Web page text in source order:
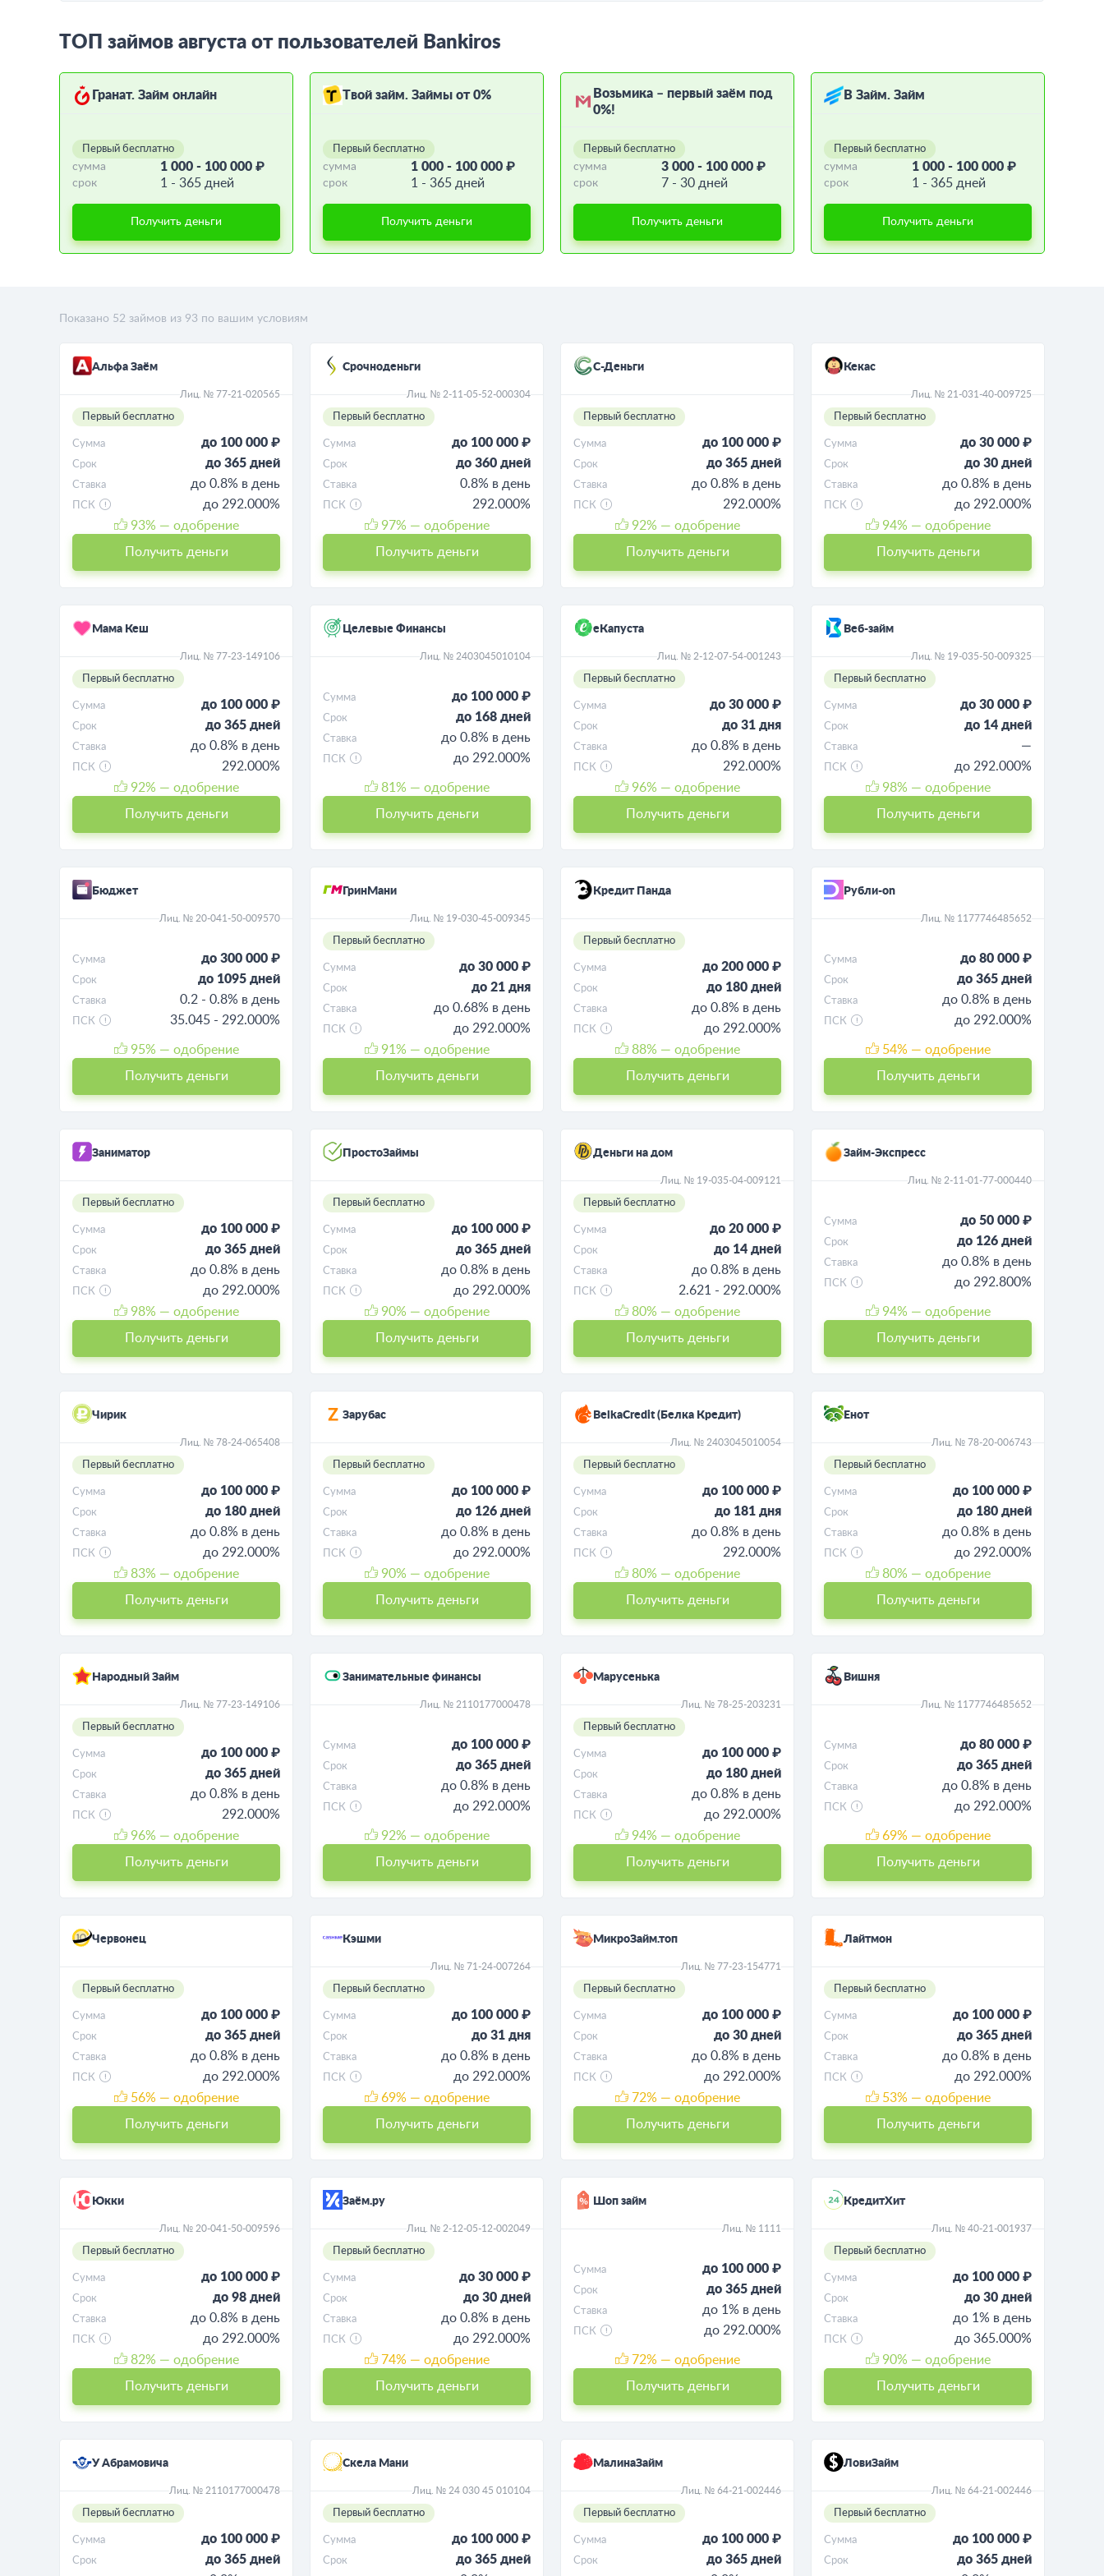
ТОП займов августа от пользователей Bankiros
Гранат. Займ онлайн
Первый бесплатно
сумма 1 000 - 100 000 ₽
срок 1 - 365 дней
Получить деньги
Твой займ. Займы от 0%
Первый бесплатно
сумма 1 000 - 100 000 ₽
срок 1 - 365 дней
Получить деньги
Возьмика – первый заём под
0%!
Первый бесплатно
сумма 3 000 - 100 000 ₽
срок 7 - 30 дней
Получить деньги
В Займ. Займ
Первый бесплатно
сумма 1 000 - 100 000 ₽
срок 1 - 365 дней
Получить деньги
Показано 52 займов из 93 по вашим условиям
Альфа Заём
Лиц. № 77-21-020565
Первый бесплатно
Сумма до 100 000 ₽
Срок до 365 дней
Ставка до 0.8% в день
ПСК
до 292.000%
93% — одобрение
Получить деньги
Срочноденьги
Лиц. № 2-11-05-52-000304
Первый бесплатно
Сумма до 100 000 ₽
Срок до 360 дней
Ставка 0.8% в день
ПСК
292.000%
97% — одобрение
Получить деньги
С-Деньги
Первый бесплатно
Сумма до 100 000 ₽
Срок до 365 дней
Ставка до 0.8% в день
ПСК
292.000%
92% — одобрение
Получить деньги
Кекас
Лиц. № 21-031-40-009725
Первый бесплатно
Сумма до 30 000 ₽
Срок до 30 дней
Ставка до 0.8% в день
ПСК
до 292.000%
94% — одобрение
Получить деньги
Мама Кеш
Лиц. № 77-23-149106
Первый бесплатно
Сумма до 100 000 ₽
Срок до 365 дней
Ставка до 0.8% в день
ПСК
292.000%
92% — одобрение
Получить деньги
Целевые Финансы
Лиц. № 2403045010104
Сумма до 100 000 ₽
Срок до 168 дней
Ставка до 0.8% в день
ПСК до 292.000%
81 % — одобрение
Получить деньги
еКапуста
Лиц. № 2-12-07-54-001243
Первый бесплатно
Сумма до 30 000 ₽
Срок до 31 дня
Ставка до 0.8% в день
ПСК
292.000%
96% — одобрение
Получить деньги
Веб-займ
Лиц. № 19-035-50-009325
Первый бесплатно
Сумма до 30 000 ₽
Срок до 14 дней
Ставка —
ПСК
до 292.000%
98% — одобрение
Получить деньги
Бюджет
Лиц. № 20-041-50-009570
Сумма до 300 000 ₽
Срок до 1095 дней
Ставка 0.2 - 0.8% в день
ПСК 35.045 - 292.000%
95% — одобрение
Получить деньги
ГринМани
Лиц. № 19-030-45-009345
Первый бесплатно
Сумма до 30 000 ₽
Срок до 21 дня
Ставка до 0.68% в день
ПСК
до 292.000%
91 % — одобрение
Получить деньги
Кредит Панда
Первый бесплатно
Сумма до 200 000 ₽
Срок до 180 дней
Ставка до 0.8% в день
ПСК
до 292.000%
88% — одобрение
Получить деньги
Рубли-on
Лиц. № 1177746485652
Сумма до 80 000 ₽
Срок до 365 дней
Ставка до 0.8% в день
ПСК до 292.000%
54% — одобрение
Получить деньги
Заниматор
Первый бесплатно
Сумма до 100 000 ₽
Срок до 365 дней
Ставка до 0.8% в день
ПСК
до 292.000%
98% — одобрение
Получить деньги
ПростоЗаймы
Первый бесплатно
Сумма до 100 000 ₽
Срок до 365 дней
Ставка до 0.8% в день
ПСК
до 292.000%
90% — одобрение
Получить деньги
Деньги на дом
Лиц. № 19-035-04-009121
Первый бесплатно
Сумма до 20 000 ₽
Срок до 14 дней
Ставка до 0.8% в день
ПСК
2.621 - 292.000%
80% — одобрение
Получить деньги
Займ-Экспресс
Лиц. № 2-11-01-77-000440
Сумма до 50 000 ₽
Срок до 126 дней
Ставка до 0.8% в день
ПСК до 292.800%
94% — одобрение
Получить деньги
Чирик
Лиц. № 78-24-065408
Первый бесплатно
Сумма до 100 000 ₽
Срок до 180 дней
Ставка до 0.8% в день
ПСК
до 292.000%
83% — одобрение
Получить деньги
Зарубас
Первый бесплатно
Сумма до 100 000 ₽
Срок до 126 дней
Ставка до 0.8% в день
ПСК
до 292.000%
90% — одобрение
Получить деньги
BelkaCredit (Белка Кредит)
Лиц. № 2403045010054
Первый бесплатно
Сумма до 100 000 ₽
Срок до 181 дня
Ставка до 0.8% в день
ПСК
292.000%
80% — одобрение
Получить деньги
Енот
Лиц. № 78-20-006743
Первый бесплатно
Сумма до 100 000 ₽
Срок до 180 дней
Ставка до 0.8% в день
ПСК
до 292.000%
80% — одобрение
Получить деньги
Народный Займ
Лиц. № 77-23-149106
Первый бесплатно
Сумма до 100 000 ₽
Срок до 365 дней
Ставка до 0.8% в день
ПСК
292.000%
96% — одобрение
Получить деньги
Занимательные финансы
Лиц. № 2110177000478
Сумма до 100 000 ₽
Срок до 365 дней
Ставка до 0.8% в день
ПСК до 292.000%
92% — одобрение
Получить деньги
Марусенька
Лиц. № 78-25-203231
Первый бесплатно
Сумма до 100 000 ₽
Срок до 180 дней
Ставка до 0.8% в день
ПСК
до 292.000%
94% — одобрение
Получить деньги
Вишня
Лиц. № 1177746485652
Сумма до 80 000 ₽
Срок до 365 дней
Ставка до 0.8% в день
ПСК до 292.000%
69% — одобрение
Получить деньги
Червонец
Первый бесплатно
Сумма до 100 000 ₽
Срок до 365 дней
Ставка до 0.8% в день
ПСК
до 292.000%
56% — одобрение
Получить деньги
Кэшми
Лиц. № 71-24-007264
Первый бесплатно
Сумма до 100 000 ₽
Срок до 31 дня
Ставка до 0.8% в день
ПСК
до 292.000%
69% — одобрение
Получить деньги
МикроЗайм.топ
Лиц. № 77-23-154771
Первый бесплатно
Сумма до 100 000 ₽
Срок до 30 дней
Ставка до 0.8% в день
ПСК
до 292.000%
72% — одобрение
Получить деньги
Лайтмон
Первый бесплатно
Сумма до 100 000 ₽
Срок до 365 дней
Ставка до 0.8% в день
ПСК
до 292.000%
53% — одобрение
Получить деньги
Юкки
Лиц. № 20-041-50-009596
Первый бесплатно
Сумма до 100 000 ₽
Срок до 98 дней
Ставка до 0.8% в день
ПСК
до 292.000%
82% — одобрение
Получить деньги
Заём.ру
Лиц. № 2-12-05-12-002049
Первый бесплатно
Сумма до 30 000 ₽
Срок до 30 дней
Ставка до 0.8% в день
ПСК
до 292.000%
74% — одобрение
Получить деньги
Шоп займ
Лиц. № 1111
Сумма до 100 000 ₽
Срок до 365 дней
Ставка до 1% в день
ПСК до 292.000%
72% — одобрение
Получить деньги
КредитХит
Лиц. № 40-21-001937
Первый бесплатно
Сумма до 100 000 ₽
Срок до 30 дней
Ставка до 1% в день
ПСК
до 365.000%
90% — одобрение
Получить деньги
У Абрамовича
Лиц. № 2110177000478
Первый бесплатно
Сумма до 100 000 ₽
Срок до 365 дней
Скела Мани
Лиц. № 24 030 45 010104
Первый бесплатно
Сумма до 100 000 ₽
Срок до 365 дней
МалинаЗайм
Лиц. № 64-21-002446
Первый бесплатно
Сумма до 100 000 ₽
Срок до 365 дней
ЛовиЗайм
Лиц. № 64-21-002446
Первый бесплатно
Сумма до 100 000 ₽
Срок до 365 дней